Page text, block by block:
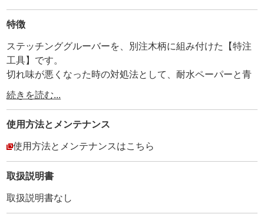
特徴
ステッチンググルーバーを、別注木柄に組み付けた【特注
工具】です。
切れ味が悪くなった時の対処法として、耐水ペーパーと青
棒付きで販売しています。
他には無い、自分だけのオリジナル工具として、是非お使
い下さい。
従来品の【デメリットは5つ】ありました。
1. 試し切りをしていない為、最初から切れない製品が多く
あった。
3. 刃部分の鋼材を、錆び止め処理していない為、全体に錆
びて使用できなくなっていた。
続きを読む...
使用方法と メンテナンス
使用方法とメンテナンスはこちら
取扱説明書
取扱説明書なし